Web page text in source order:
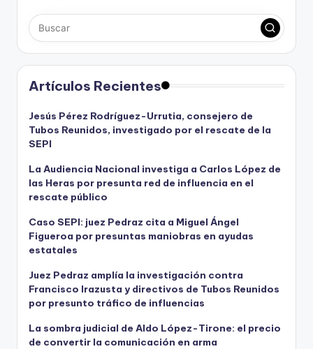
Artículos Recientes
Jesús Pérez Rodríguez-Urrutia, consejero de
Tubos Reunidos, investigado por el rescate de la
SEPI
La Audiencia Nacional investiga a Carlos López de
las Heras por presunta red de influencia en el
rescate público
Caso SEPI: juez Pedraz cita a Miguel Ángel
Figueroa por presuntas maniobras en ayudas
estatales
Juez Pedraz amplía la investigación contra
Francisco Irazusta y directivos de Tubos Reunidos
por presunto tráfico de influencias
La sombra judicial de Aldo López-Tirone: el precio
de convertir la comunicación en arma